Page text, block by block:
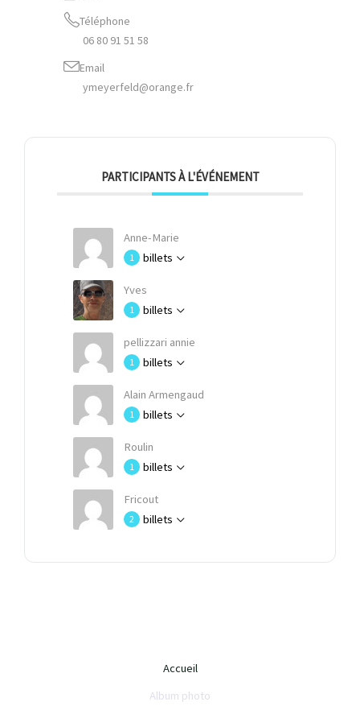
Téléphone
06 80 91 51 58
Email
ymeyerfeld@orange.fr
PARTICIPANTS À L'ÉVÉNEMENT
Anne-Marie
1 billets
Yves
1 billets
pellizzari annie
1 billets
Alain Armengaud
1 billets
Roulin
1 billets
Fricout
2 billets
Accueil
Album photo